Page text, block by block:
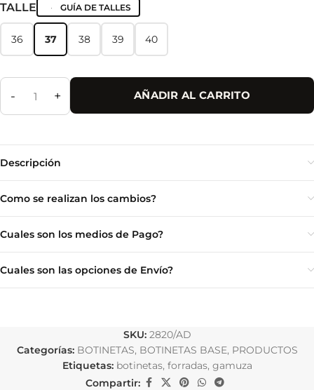
TALLE GUÍA DE TALLES
36
36 37
37 38
38 39
39 40
40
- + AÑADIR AL CARRITO
Descripción
Como se realizan los cambios?
Cuales son los medios de Pago?
Cuales son las opciones de Envío?
SKU: 2820/AD
Categorías: BOTINETAS, BOTINETAS BASE, PRODUCTOS
Etiquetas: botinetas, forradas, gamuza
Compartir: